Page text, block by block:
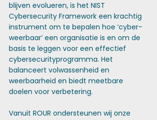
blijven evolueren, is het NIST
Cybersecurity Framework een krachtig
instrument om te bepalen hoe ‘cyber-
weerbaar’ een organisatie is en om de
basis te leggen voor een effectief
cybersecurityprogramma. Het
balanceert volwassenheid en
weerbaarheid en biedt meetbare
doelen voor verbetering.
Vanuit ROUR ondersteunen wij onze